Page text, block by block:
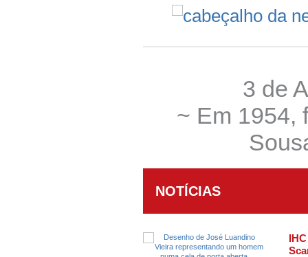
3 de
~ Em 1954,
NOTÍCIAS